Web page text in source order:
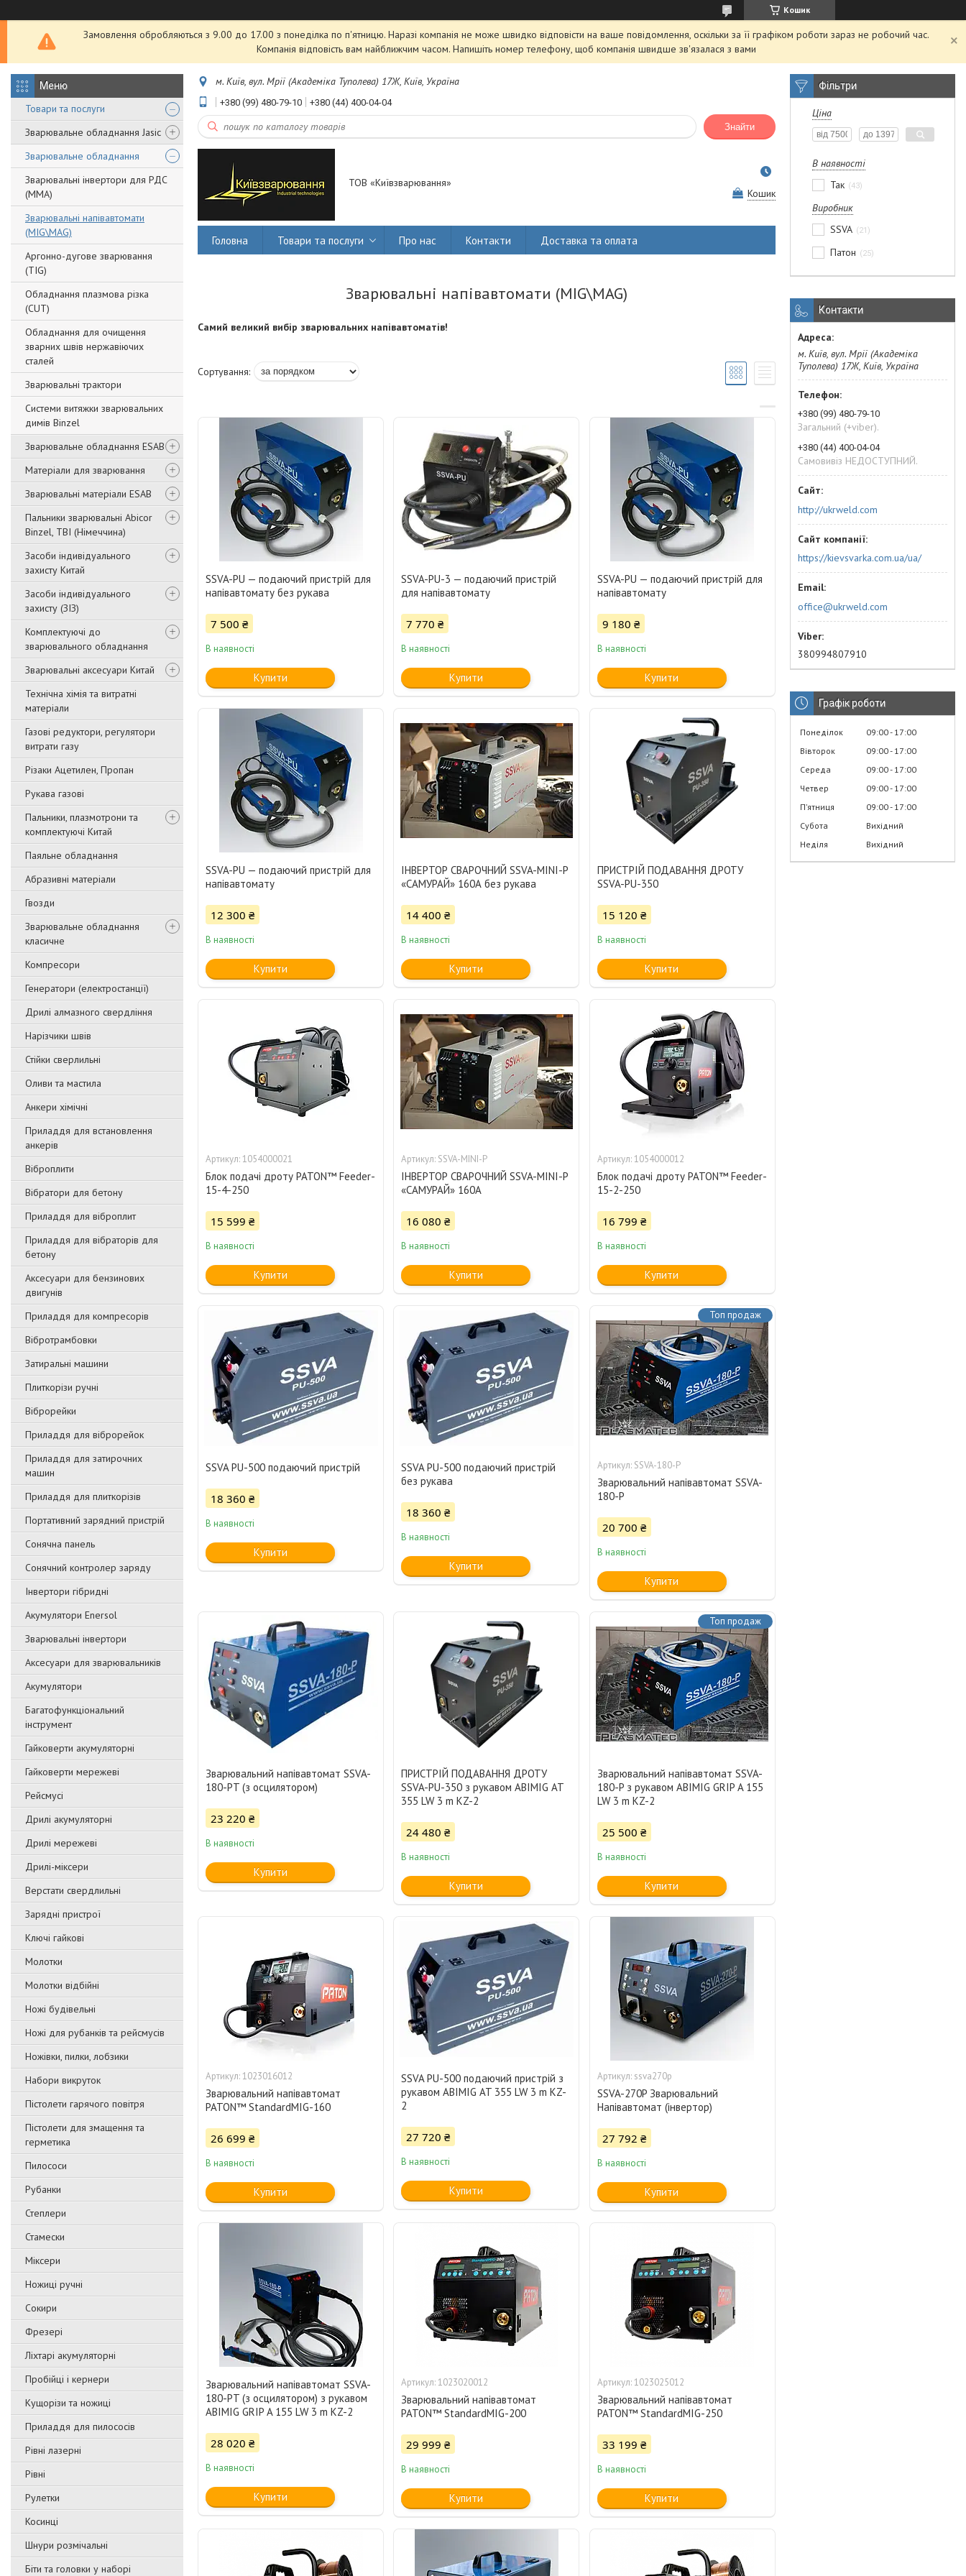
Кошик
Замовлення обробляються з 9.00 до 17.00 з понеділка по п'ятницю. Наразі компанія не може швидко відповісти на ваше повідомлення, оскільки за її графіком роботи зараз не робочий час.
Компанія відповість вам найближчим часом. Напишіть номер телефону, щоб компанія швидше зв'язалася з вами
Товари та послуги
Зварювальне обладнання Jasic
Зварювальне обладнання
Зварювальні інвертори для РДС
(MMA)
Зварювальні напівавтомати
(MIG\MAG)
Аргонно-дугове зварювання
(TIG)
Обладнання плазмова різка
(CUT)
Обладнання для очищення
зварних швів нержавіючих
сталей
Зварювальні трактори
Системи витяжки зварювальних
димів Binzel
Зварювальне обладнання ESAB
Матеріали для зварювання
Зварювальні матеріали ESAB
Пальники зварювальні Abicor
Binzel, TBI (Німеччина)
Засоби індивідуального
захисту Китай
Засоби індивідуального
захисту (ЗІЗ)
Комплектуючі до
зварювального обладнання
Зварювальні аксесуари Китай
Технічна хімія та витратні
матеріали
Газові редуктори, регулятори
витрати газу
Різаки Ацетилен, Пропан
Рукава газові
Пальники, плазмотрони та
комплектуючі Китай
Паяльне обладнання
Абразивні матеріали
Гвозди
Зварювальне обладнання
класичне
Компресори
Генератори (електростанції)
Дрилі алмазного свердління
Нарізчики швів
Стійки сверлильні
Оливи та мастила
Анкери хімічні
Приладдя для встановлення
анкерів
Віброплити
Вібратори для бетону
Приладдя для віброплит
Приладдя для вібраторів для
бетону
Аксесуари для бензинових
двигунів
Приладдя для компресорів
Вібротрамбовки
Затиральні машини
Плиткорізи ручні
Віброрейки
Приладдя для віброрейок
Приладдя для затирочниx
машин
Приладдя для плиткорізів
Портативний зарядний пристрій
Сонячна панель
Сонячний контролер заряду
Інвертори гібридні
Акумулятори Enersol
Зварювальні інвертори
Аксесуари для зварювальників
Акумулятори
Багатофункціональний
інструмент
Гайковерти акумуляторні
Гайковерти мережеві
Рейсмусі
Дрилі акумуляторні
Дрилі мережеві
Дрилі-міксери
Верстати свердлильні
Зарядні пристрої
Ключі гайкові
Молотки
Молотки відбійні
Ножі будівельні
Ножі для рубанків та рейсмусів
Ножівки, пилки, лобзики
Набори викруток
Пістолети гарячого повітря
Пістолети для змащення та
герметика
Пилососи
Рубанки
Степлери
Стамески
Міксери
Ножиці ручні
Сокири
Фрезері
Ліхтарі акумуляторні
Пробійці і кернери
Кущорізи та ножиці
Приладдя для пилососів
Рівні лазерні
Рівні
Рулетки
Косинці
Шнури розмічальні
Біти та головки у наборі
м. Київ, вул. Мрії (Академіка Туполева) 17Ж, Київ, Україна
+380 (99) 480-79-10 +380 (44) 400-04-04
Знайти
ТОВ «Київзварювання»
Кошик
Головна Товари та послуги Про нас Контакти Доставка та оплата
Зварювальні напівавтомати (MIG\MAG)
Самий великий вибір зварювальних напівавтоматів!
SSVA-PU — подаючий пристрій для
напівавтомату без рукава
7 500 ₴
В наявності
Купити
SSVA-PU-3 — подаючий пристрій
для напівавтомату
7 770 ₴
В наявності
Купити
SSVA-PU — подаючий пристрій для
напівавтомату
9 180 ₴
В наявності
Купити
SSVA-PU — подаючий пристрій для
напівавтомату
12 300 ₴
В наявності
Купити
ІНВЕРТОР СВАРОЧНИЙ SSVA-MINI-Р
«САМУРАЙ» 160А без рукава
14 400 ₴
В наявності
Купити
ПРИСТРІЙ ПОДАВАННЯ ДРОТУ
SSVA-PU-350
15 120 ₴
В наявності
Купити
1054000021
Блок подачі дроту PATON™ Feeder-
15-4-250
15 599 ₴
В наявності
Купити
SSVA-MINI-Р
ІНВЕРТОР СВАРОЧНИЙ SSVA-MINI-Р
«САМУРАЙ» 160А
16 080 ₴
В наявності
Купити
1054000012
Блок подачі дроту PATON™ Feeder-
15-2-250
16 799 ₴
В наявності
Купити
SSVA PU-500 подаючий пристрій
18 360 ₴
В наявності
Купити
SSVA PU-500 подаючий пристрій
без рукава
18 360 ₴
В наявності
Купити
Топ продаж
SSVA-180-P
Зварювальний напівавтомат SSVA-
180-P
20 700 ₴
В наявності
Купити
Зварювальний напівавтомат SSVA-
180-PT (з осцилятором)
23 220 ₴
В наявності
Купити
ПРИСТРІЙ ПОДАВАННЯ ДРОТУ
SSVA-PU-350 з рукавом ABIMIG AT
355 LW 3 m KZ-2
24 480 ₴
В наявності
Купити
Топ продаж
Зварювальний напівавтомат SSVA-
180-P з рукавом ABIMIG GRIP A 155
LW 3 m KZ-2
25 500 ₴
В наявності
Купити
1023016012
Зварювальний напівавтомат
PATON™ StandardMIG-160
26 699 ₴
В наявності
Купити
SSVA PU-500 подаючий пристрій з
рукавом ABIMIG AT 355 LW 3 m KZ-
2
27 720 ₴
В наявності
Купити
ssva270p
SSVA-270P Зварювальний
Напівавтомат (інвертор)
27 792 ₴
В наявності
Купити
Зварювальний напівавтомат SSVA-
180-PT (з осцилятором) з рукавом
ABIMIG GRIP A 155 LW 3 m KZ-2
28 020 ₴
В наявності
Купити
1023020012
Зварювальний напівавтомат
PATON™ StandardMIG-200
29 999 ₴
В наявності
Купити
1023025012
Зварювальний напівавтомат
PATON™ StandardMIG-250
33 199 ₴
В наявності
Купити
Фільтри
Ціна
В наявності
Так
43
Виробник
SSVA
21
Патон 25
Контакти
м. Київ, вул. Мрії (Академіка
Туполева) 17Ж, Київ, Україна
+380 (99) 480-79-10
Загальний (+viber).
+380 (44) 400-04-04
Самовивіз НЕДОСТУПНИЙ.
http://ukrweld.com
https://kievsvarka.com.ua/ua/
office@ukrweld.com
380994807910
Графік роботи
Понеділок 09:00 17:00
Вівторок
09:00 17:00
Середа
09:00 17:00
Четвер
09:00 17:00
Пʼятниця
09:00 17:00
Субота
Вихідний
Неділя
Вихідний